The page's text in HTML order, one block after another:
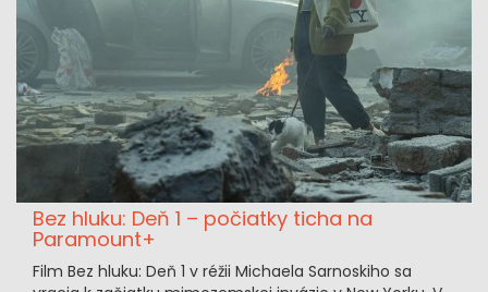
Bez hluku: Deň 1 – počiatky ticha na
Paramount+
Film Bez hluku: Deň 1 v réžii Michaela Sarnoskiho sa